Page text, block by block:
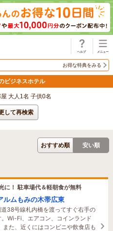
お得な特典をみる
ビジネスホテル
大人1名 子供0名
して再検索
おすすめ順 安い順
に！ 駐車場代＆軽朝食が無料
ルムもみの木帯広東
38号線札内橋を渡ってすぐ右手の
Wi-Fi、エアコン、コインランド
また、近くにはコンビニや飲食店も